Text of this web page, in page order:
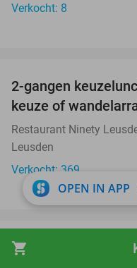
shopping_cart
Verkocht: 8
2-gangen
keuze of
Restaurant Ninety
Leusden
Verkocht: 369
OPEN IN APP